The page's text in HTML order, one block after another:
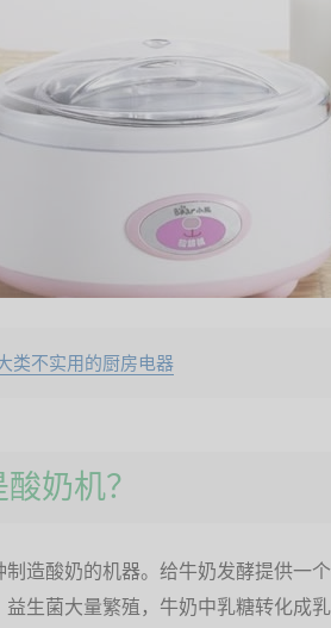
类不实用的厨房电器
奶机？
制造酸奶的机器。给牛奶发酵提供
益生菌大量繁殖，牛奶中乳糖转化成